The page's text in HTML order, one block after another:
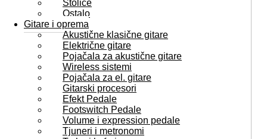
Stolice
Ostalo
Gitare i oprema
Akustične klasične gitare
Električne gitare
Pojačala za akustične gitare
Wireless sistemi
Pojačala za el. gitare
Gitarski procesori
Efekt Pedale
Footswitch Pedale
Volume i expression pedale
Tjuneri i metronomi